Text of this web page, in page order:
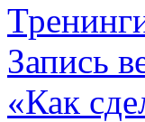
Запись
«Как